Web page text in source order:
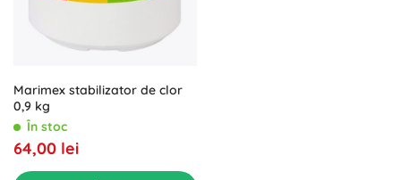
Marimex stabilizator de clor
0,9 kg
În stoc
64,00 lei